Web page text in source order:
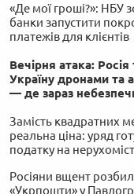
«Де мої гроші?»: НБУ
банки запустити
платежів для клієнтів
Вечірня атака: Росія
Україну дронами та
— де зараз
Замість квадратних
реальна ціна: уряд
податку на
Росіяни вщент
«Укрпошти» у